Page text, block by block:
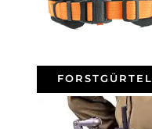
FORSTGÜRTEL